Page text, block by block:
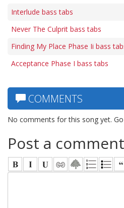
Interlude bass tabs
Never The Culprit bass tabs
Finding My Place Phase Ii bass
Acceptance Phase I bass tabs
COMMENTS
No comments for this song yet.
Post a comment